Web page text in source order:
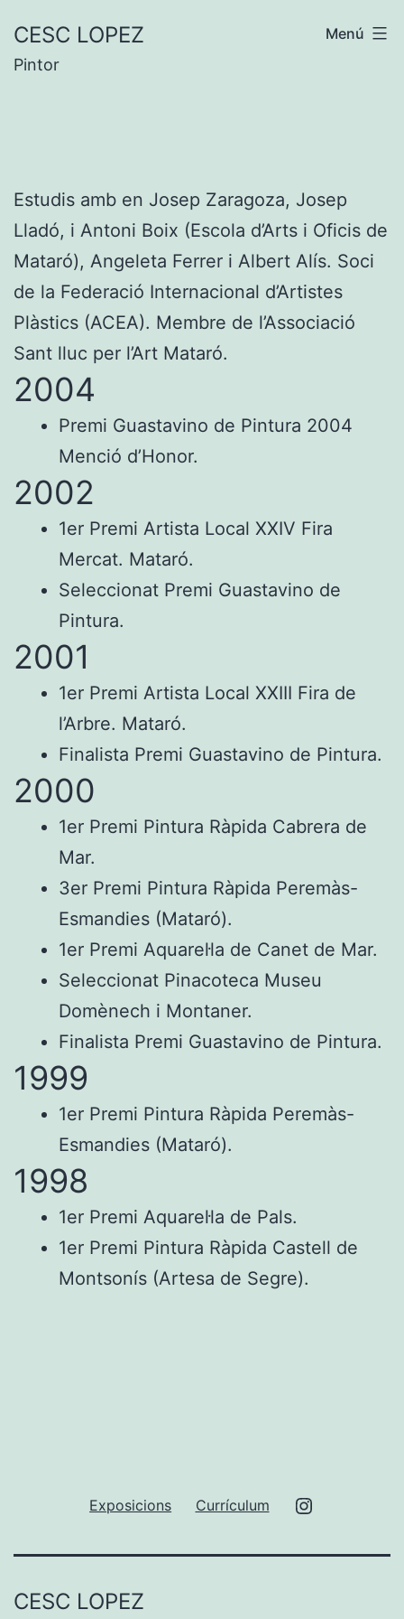
contingut
CESC LOPEZ
Pintor
Menú
Estudis amb en Josep Zaragoza, Josep
Lladó, i Antoni Boix (Escola d’Arts i Oficis de
Mataró), Angeleta Ferrer i Albert Alís. Soci
de la Federació Internacional d’Artistes
Plàstics (ACEA). Membre de l’Associació
Sant lluc per l’Art Mataró.
2004
Premi Guastavino de Pintura 2004
Menció d’Honor.
2002
1er Premi Artista Local XXIV Fira
Mercat. Mataró.
Seleccionat Premi Guastavino de
Pintura.
2001
1er Premi Artista Local XXIII Fira de
l’Arbre. Mataró.
Finalista Premi Guastavino de Pintura.
2000
1er Premi Pintura Ràpida Cabrera de
Mar.
3er Premi Pintura Ràpida Peremàs-
Esmandies (Mataró).
1er Premi Aquarel·la de Canet de Mar.
Seleccionat Pinacoteca Museu
Domènech i Montaner.
Finalista Premi Guastavino de Pintura.
1999
1er Premi Pintura Ràpida Peremàs-
Esmandies (Mataró).
1998
1er Premi Aquarel·la de Pals.
1er Premi Pintura Ràpida Castell de
Montsonís (Artesa de Segre).
Exposicions Currículum
CESC LOPEZ